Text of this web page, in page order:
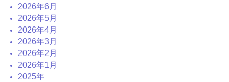
2026年6月
2026年5月
2026年4月
2026年3月
2026年2月
2026年1月
2025年